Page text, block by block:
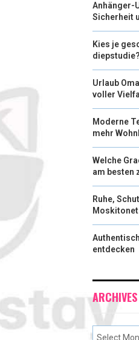
Anhänger-
Sicherheit
Kies je
diepstudie?
Urlaub
voller
Moderne
mehr
Welche
am besten
Ruhe,
entdecken
ARCHIVES